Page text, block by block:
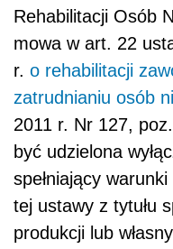
Rehabilitacji Osób
mowa w art. 22
r. o rehabilitacji
zatrudnianiu osób
2011 r. Nr 127,
być udzielona
spełniający
tej ustawy z tytułu
produkcji lub